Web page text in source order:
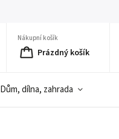
Nákupní košík
Prázdný košík
Dům, dílna, zahrada